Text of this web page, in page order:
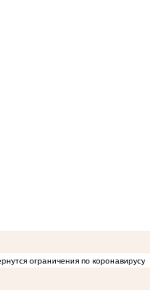
ограничения по коронавирусу